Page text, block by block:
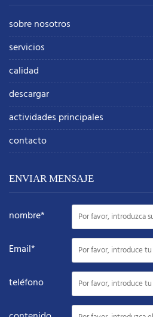
sobre nosotros
servicios
calidad
descargar
actividades principales
contacto
ENVIAR MENSAJE
nombre*
Email*
teléfono